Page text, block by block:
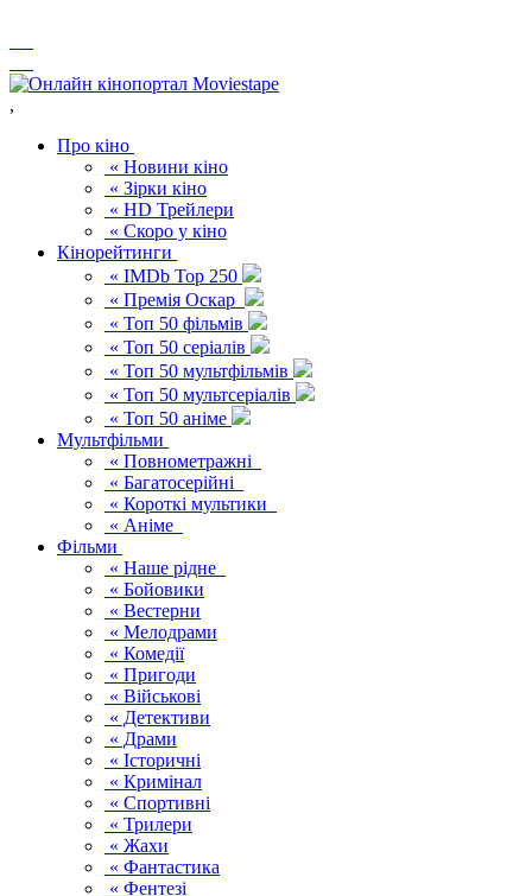
,
Про кіно
« Новини кіно
« Зірки кіно
« HD Трейлери
« Скоро у кіно
Кінорейтинги
« IMDb Top 250
« Премія Оскар
« Топ 50 фільмів
« Топ 50 серіалів
« Топ 50 мультфільмів
« Топ 50 мультсеріалів
« Топ 50 аніме
Мультфільми
« Повнометражні
« Багатосерійні
« Короткі мультики
« Аніме
Фільми
« Наше рідне
« Бойовики
« Вестерни
« Мелодрами
« Комедії
« Пригоди
« Військові
« Детективи
« Драми
« Історичні
« Кримінал
« Спортивні
« Трилери
« Жахи
« Фантастика
« Фентезі